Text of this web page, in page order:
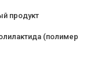
продукт
(полимер